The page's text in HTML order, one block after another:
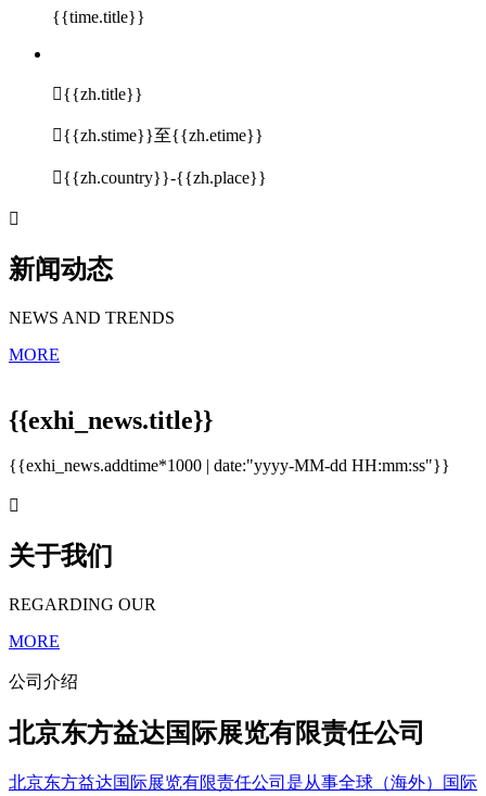
{{time.title}}
{{zh.title}}
{{zh.stime}}至{{zh.etime}}
{{zh.country}}-{{zh.place}}

新闻动态
NEWS AND TRENDS
MORE
{{exhi_news.title}}
{{exhi_news.addtime*1000 | date:"yyyy-MM-dd HH:mm:ss"}}

关于我们
REGARDING OUR
MORE
公司介绍
北京东方益达国际展览有限责任公司
北京东方益达国际展览有限责任公司是从事全球（海外）国际